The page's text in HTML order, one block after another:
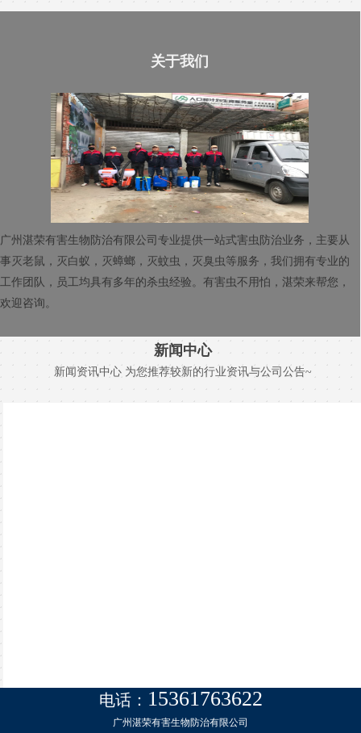
新闻中心
新闻资讯中心 为您推荐较新的行业资讯与公司公告~
关于我们
广州湛荣有害生物防治有限公司专业提供一站式害虫防治业务，主要从
事灭老鼠，灭白蚁，灭蟑螂，灭蚊虫，灭臭虫等服务，我们拥有专业的
工作团队，员工均具有多年的杀虫经验。有害虫不用怕，湛荣来帮您，
欢迎咨询。
电话： 15361763622
广州湛荣有害生物防治有限公司